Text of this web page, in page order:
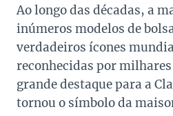
Ao longo das décadas, a
inúmeros modelos de
verdadeiros ícones
reconhecidas por milhares
grande destaque para a
tornou o símbolo da